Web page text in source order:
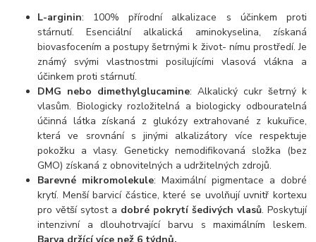
L-arginin: 100% přírodní alkalizace s účinkem proti
stárnutí. Esenciální alkalická aminokyselina, získaná
biovasfocením a postupy šetrnými k život- nímu prostředí. Je
známý svými vlastnostmi posilujícími vlasová vlákna a
účinkem proti stárnutí.
DMG nebo dimethylglucamine: Alkalický cukr šetrný k
vlasům. Biologicky rozložitelná a biologicky odbouratelná
účinná látka získaná z glukózy extrahované z kukuřice,
která ve srovnání s jinými alkalizátory více respektuje
pokožku a vlasy. Geneticky nemodifikovaná složka (bez
GMO) získaná z obnovitelných a udržitelných zdrojů.
Barevné mikromolekule: Maximální pigmentace a dobré
krytí. Menší barvicí částice, které se uvolňují uvnitř kortexu
pro větší sytost a dobré pokrytí šedivých vlasů. Poskytují
intenzivní a dlouhotrvající barvu s maximálním leskem.
Barva držící více než 6 týdnů.